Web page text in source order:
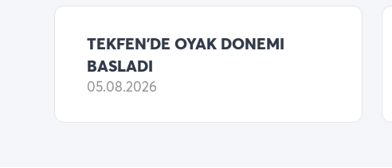
TEKFEN’DE OYAK DONEMI
BASLADI
05.08.2026